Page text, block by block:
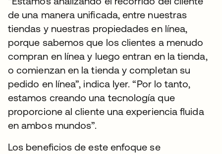
de una manera unificada, entre nuestras
tiendas y nuestras propiedades en línea,
porque sabemos que los clientes a menudo
compran en línea y luego entran en la tienda,
o comienzan en la tienda y completan su
pedido en línea”, indica Iyer. “Por lo tanto,
estamos creando una tecnología que
proporcione al cliente una experiencia fluida
en ambos mundos”.
Los beneficios de este enfoque se